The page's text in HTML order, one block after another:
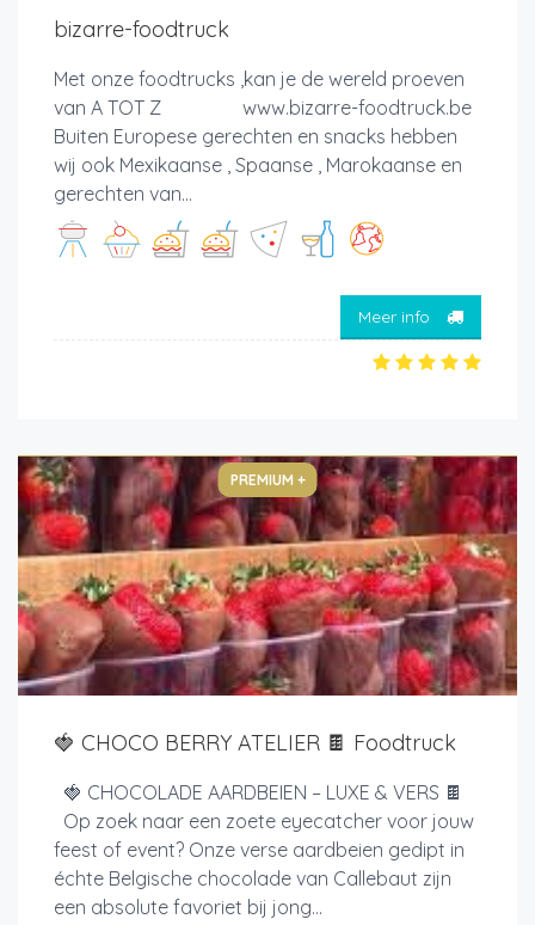
bizarre-foodtruck
Met onze foodtrucks ,kan je de wereld proeven
van A TOT Z www.bizarre-foodtruck.be
Buiten Europese gerechten en snacks hebben
wij ook Mexikaanse , Spaanse , Marokaanse en
gerechten van...
Meer info
PREMIUM +
🍓 CHOCO BERRY ATELIER 🍫 Foodtruck
🍓 CHOCOLADE AARDBEIEN – LUXE & VERS 🍫
Op zoek naar een zoete eyecatcher voor jouw
feest of event? Onze verse aardbeien gedipt in
échte Belgische chocolade van Callebaut zijn
een absolute favoriet bij jong...